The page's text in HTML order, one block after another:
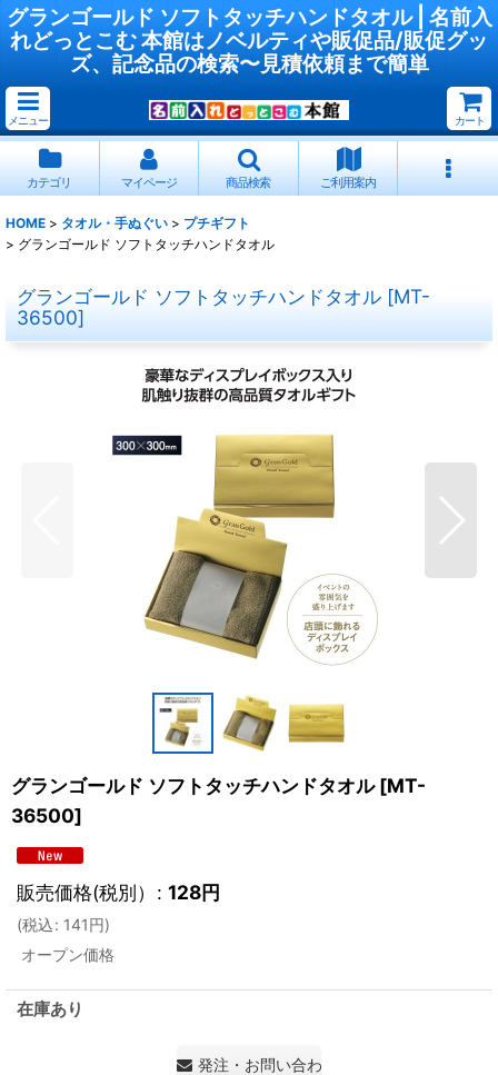
グランゴールド ソフトタッチハンドタオル | 名前入
れどっとこむ 本館はノベルティや販促品/販促グッ
ズ、記念品の検索〜見積依頼まで簡単
メニュー カート
カテゴリ マイページ 商品検索 ご利用案内
HOME > タオル・手ぬぐい > プチギフト
> グランゴールド ソフトタッチハンドタオル
グランゴールド ソフトタッチハンドタオル [MT-
36500]
グランゴールド ソフトタッチハンドタオル [MT-
36500]
販売価格(税別） : 128円
(税込: 141円)
オープン価格
在庫あり
発注・お問い合わせ・見積もり依頼